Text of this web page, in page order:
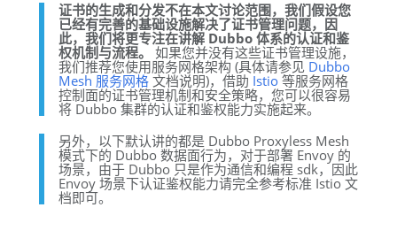
证书的生成和分发不在本文讨论范围，我们假设您
已经有完善的基础设施解决了证书管理问题，因
此，我们将更专注在讲解 Dubbo 体系的认证和鉴
权机制与流程。
如果您并没有这些证书管理设施，
我们推荐您使用服务网格架构 (具体请参见 Dubbo
Mesh 服务网格 文档说明)，借助 Istio 等服务网格
控制面的证书管理机制和安全策略，您可以很容易
将 Dubbo 集群的认证和鉴权能力实施起来。
另外，以下默认讲的都是 Dubbo Proxyless Mesh
模式下的 Dubbo 数据面行为，对于部署 Envoy 的
场景，由于 Dubbo 只是作为通信和编程 sdk，因此
Envoy 场景下认证鉴权能力请完全参考标准 Istio 文
档即可。